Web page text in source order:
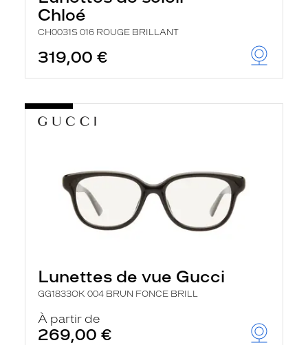
Chloé
CH0031S 016 ROUGE BRILLANT
319,00 €
Lunettes de vue Gucci
GG1833OK 004 BRUN FONCE BRILL
À partir de
269,00 €